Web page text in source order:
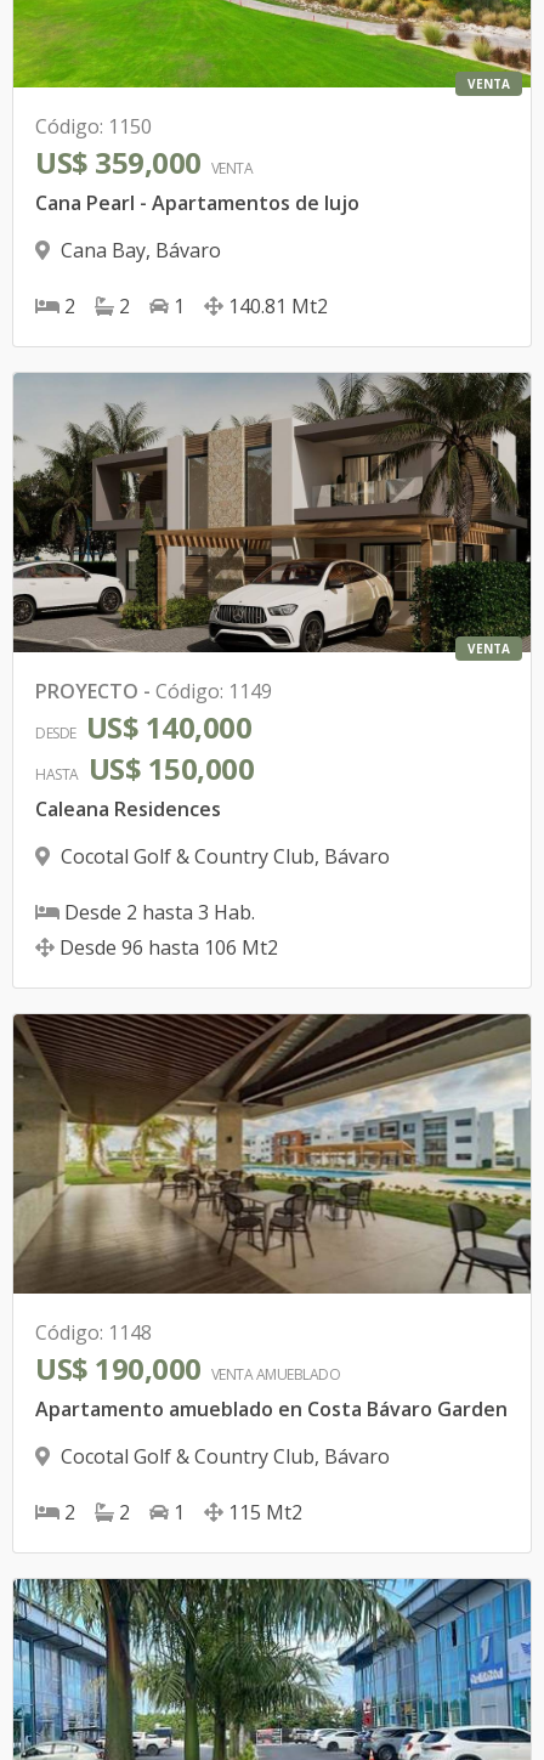
VENTA
Código: 1150
US$ 359,000 VENTA
Cana Pearl - Apartamentos de lujo
Cana Bay, Bávaro
2 2 1 140.81 Mt2
VENTA
PROYECTO - Código: 1149
DESDE US$ 140,000
HASTA US$ 150,000
Caleana Residences
Cocotal Golf & Country Club, Bávaro
Desde 2 hasta 3 Hab.
Desde 96 hasta 106 Mt2
Código: 1148
US$ 190,000 VENTA AMUEBLADO
Apartamento amueblado en Costa Bávaro Garden
Cocotal Golf & Country Club, Bávaro
2 2 1 115 Mt2